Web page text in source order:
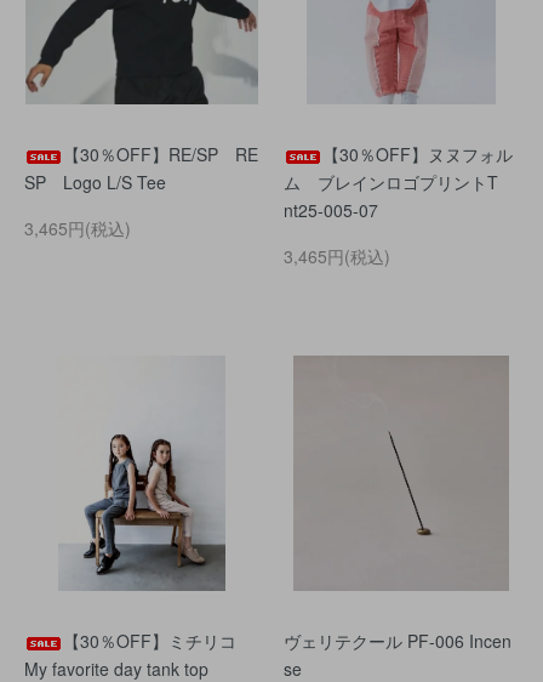
【30％OFF】RE/SP RE
SP Logo L/S Tee
3,465円(税込)
【30％OFF】ヌヌフォル
ム ブレインロゴプリントT
nt25-005-07
3,465円(税込)
【30％OFF】ミチリコ
My favorite day tank top
ヴェリテクール PF-006 Incen
se